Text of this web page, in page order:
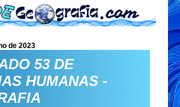
de 2023
53 DE
HUMANAS -